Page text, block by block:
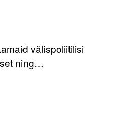
välispoliitilisi
ning…